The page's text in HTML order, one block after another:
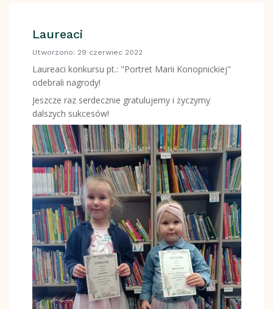
Laureaci
Utworzono: 29 czerwiec 2022
Laureaci konkursu pt.: "Portret Marii Konopnickiej"
odebrali nagrody!
Jeszcze raz serdecznie gratulujemy i życzymy
dalszych sukcesów!